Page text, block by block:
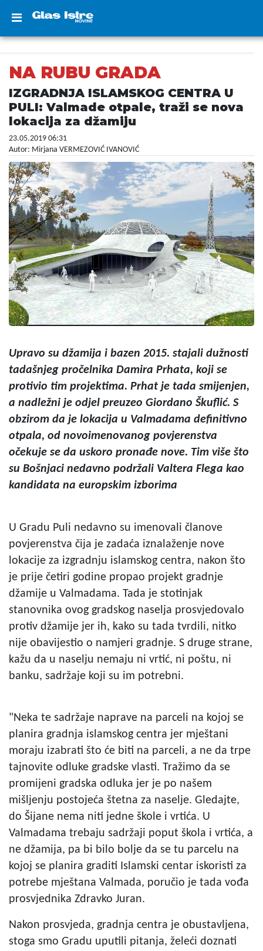
NA RUBU GRADA
IZGRADNJA ISLAMSKOG CENTRA U
PULI: Valmade otpale, traži se nova
lokacija za džamiju
23.05.2019 06:31
Autor: Mirjana VERMEZOVIĆ IVANOVIĆ
Upravo su džamija i bazen 2015. stajali dužnosti
tadašnjeg pročelnika Damira Prhata, koji se
protivio tim projektima. Prhat je tada smijenjen,
a nadležni je odjel preuzeo Giordano Škuflić. S
obzirom da je lokacija u Valmadama definitivno
otpala, od novoimenovanog povjerenstva
očekuje se da uskoro pronađe nove. Tim više što
su Bošnjaci nedavno podržali Valtera Flega kao
kandidata na europskim izborima
U Gradu Puli nedavno su imenovali članove
povjerenstva čija je zadaća iznalaženje nove
lokacije za izgradnju islamskog centra, nakon što
je prije četiri godine propao projekt gradnje
džamije u Valmadama. Tada je stotinjak
stanovnika ovog gradskog naselja prosvjedovalo
protiv džamije jer ih, kako su tada tvrdili, nitko
nije obavijestio o namjeri gradnje. S druge strane,
kažu da u naselju nemaju ni vrtić, ni poštu, ni
banku, sadržaje koji su im potrebni.
"Neka te sadržaje naprave na parceli na kojoj se
planira gradnja islamskog centra jer mještani
moraju izabrati što će biti na parceli, a ne da trpe
tajnovite odluke gradske vlasti. Tražimo da se
promijeni gradska odluka jer je po našem
mišljenju postojeća štetna za naselje. Gledajte,
do Šijane nema niti jedne škole i vrtića. U
Valmadama trebaju sadržaji poput škola i vrtića, a
ne džamija, pa bi bilo bolje da se tu parcelu na
kojoj se planira graditi Islamski centar iskoristi za
potrebe mještana Valmada, poručio je tada vođa
prosvjednika Zdravko Juran.
Nakon prosvjeda, gradnja centra je obustavljena,
stoga smo Gradu uputili pitanja, želeći doznati